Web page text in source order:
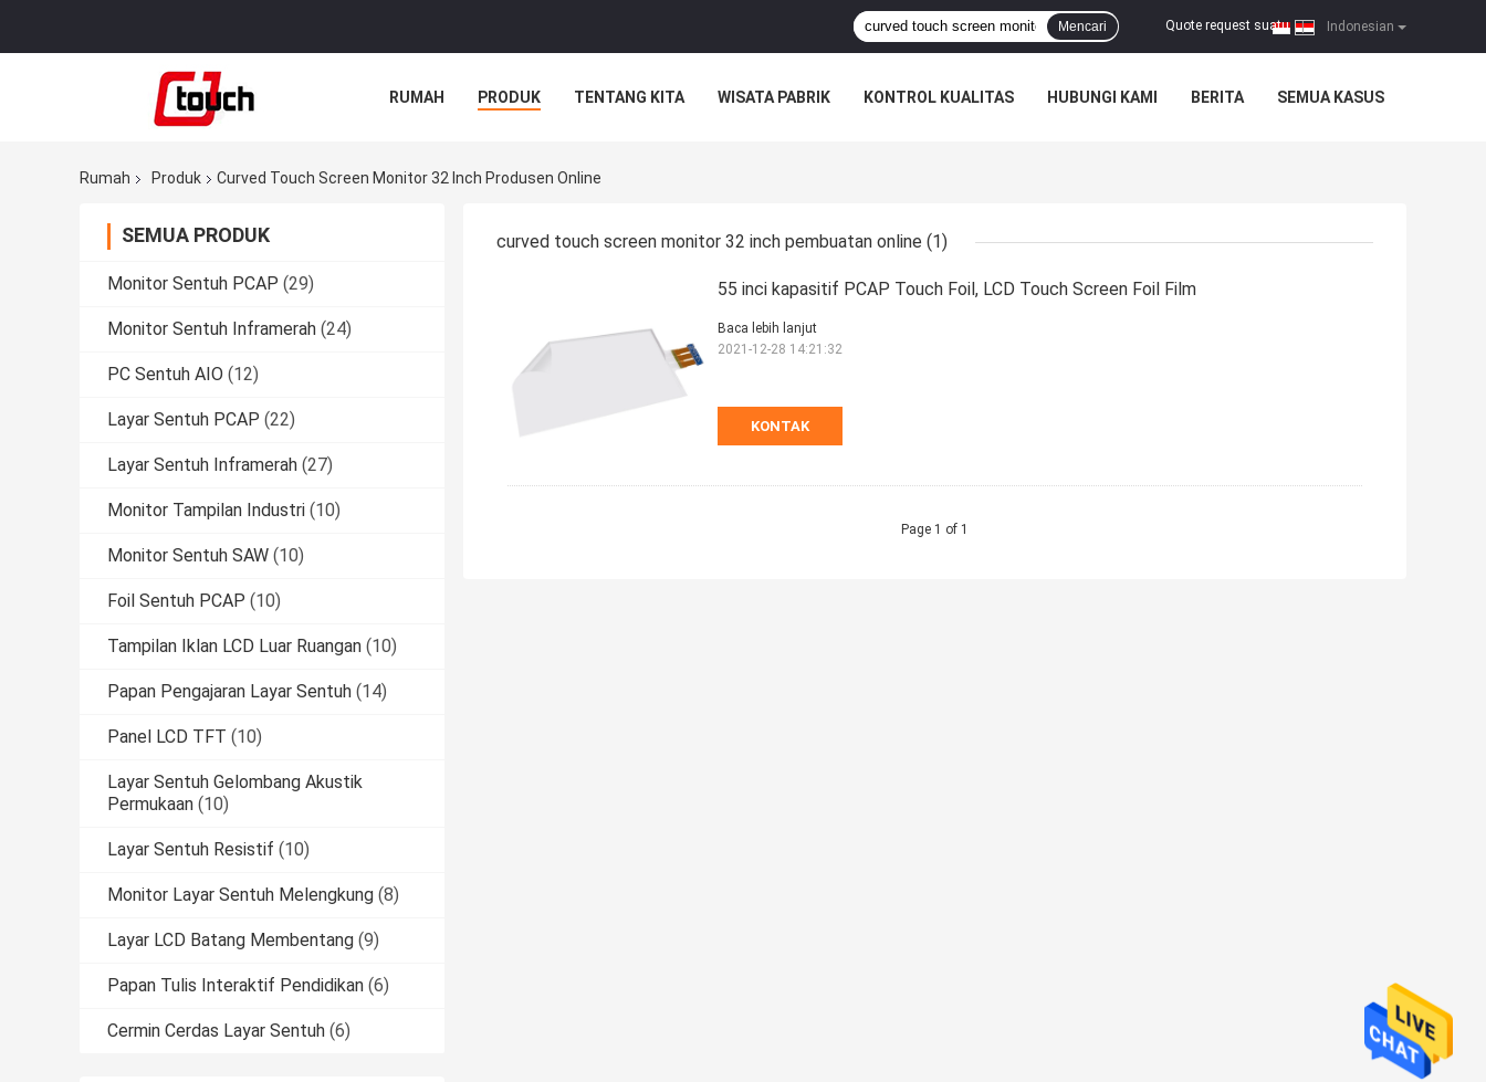
Indonesian
Quote request suatu |
Mencari
RUMAH PRODUK TENTANG KITA WISATA PABRIK KONTROL KUALITAS HUBUNGI KAMI BERITA SEMUA KASUS
Rumah Produk Curved Touch Screen Monitor 32 Inch Produsen Online
SEMUA PRODUK
Monitor Sentuh PCAP (29)
Monitor Sentuh Inframerah (24)
PC Sentuh AIO (12)
Layar Sentuh PCAP (22)
Layar Sentuh Inframerah (27)
Monitor Tampilan Industri (10)
Monitor Sentuh SAW (10)
Foil Sentuh PCAP (10)
Tampilan Iklan LCD Luar Ruangan (10)
Papan Pengajaran Layar Sentuh (14)
Panel LCD TFT (10)
Layar Sentuh Gelombang Akustik
Permukaan (10)
Layar Sentuh Resistif (10)
Monitor Layar Sentuh Melengkung (8)
Layar LCD Batang Membentang (9)
Papan Tulis Interaktif Pendidikan (6)
Cermin Cerdas Layar Sentuh (6)
curved touch screen monitor 32 inch pembuatan online (1)
55 inci kapasitif PCAP Touch Foil, LCD Touch Screen Foil Film
KONTAK
Baca lebih lanjut
2021-12-28 14:21:32
Page 1 of 1